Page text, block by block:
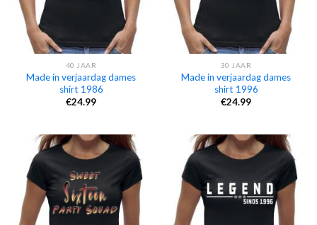
40 JAAR
Made in verjaardag dames
shirt 1986
€24.99
30 JAAR
Made in verjaardag dames
shirt 1996
€24.99